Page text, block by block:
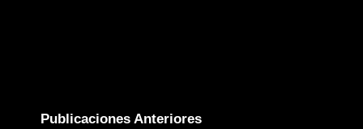
Publicaciones Anteriores